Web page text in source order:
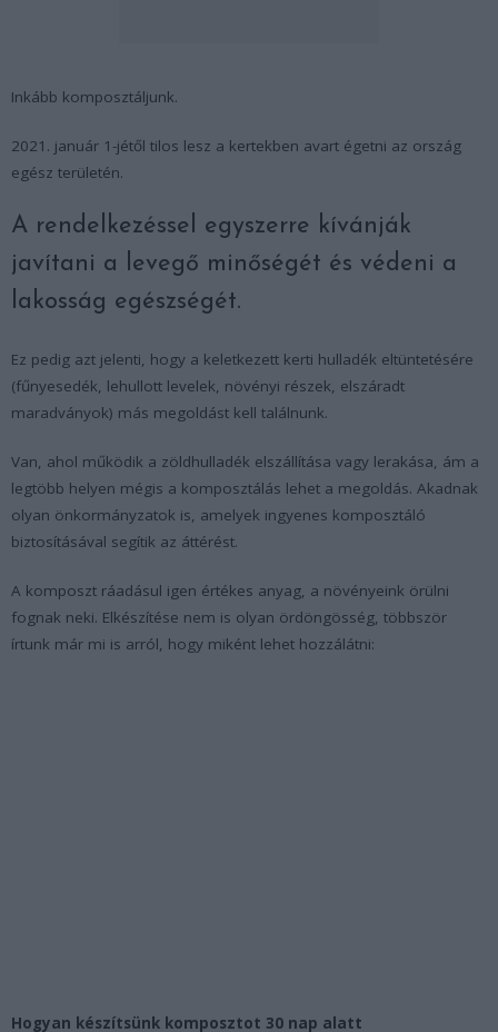
Inkább komposztáljunk.
2021. január 1-jétől tilos lesz a kertekben avart égetni az ország
egész területén.
A rendelkezéssel egyszerre kívánják
javítani a levegő minőségét és védeni a
lakosság egészségét.
Ez pedig azt jelenti, hogy a keletkezett kerti hulladék eltüntetésére
(fűnyesedék, lehullott levelek, növényi részek, elszáradt
maradványok) más megoldást kell találnunk.
Van, ahol működik a zöldhulladék elszállítása vagy lerakása, ám a
legtöbb helyen mégis a komposztálás lehet a megoldás. Akadnak
olyan önkormányzatok is, amelyek ingyenes komposztáló
biztosításával segítik az áttérést.
A komposzt ráadásul igen értékes anyag, a növényeink örülni
fognak neki. Elkészítése nem is olyan ördöngösség, többször
írtunk már mi is arról, hogy miként lehet hozzálátni:
Hogyan készítsünk komposztot 30 nap alatt